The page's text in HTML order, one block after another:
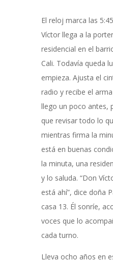
El reloj marca las
Víctor llega a la
residencial en el
Cali. Todavía queda
empieza. Ajusta el
radio y recibe el
llego un poco antes,
que revisar todo lo
mientras firma la
está en buenas
la minuta, una
y lo saluda. “Don
está ahí”, dice doña
casa 13. Él sonríe,
voces que lo
cada turno.
Lleva ocho años en